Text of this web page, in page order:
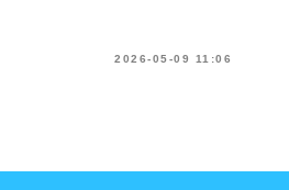
2026-05-09 11:06